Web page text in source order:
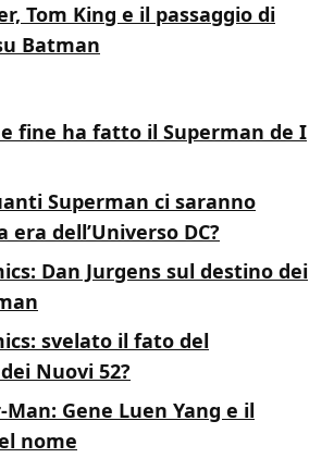
Tom King e il passaggio di
Batman
fine ha fatto il Superman de I
Superman ci saranno
era dell’Universo DC?
Dan Jurgens sul destino dei
svelato il fato del
Nuovi 52?
Man: Gene Luen Yang e il
nome